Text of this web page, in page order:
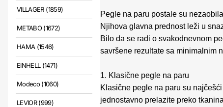
VILLAGER (1859)
METABO (1672)
HAMA (1546)
EINHELL (1471)
Modeco (1060)
LEVIOR (999)
Pegle na paru postale su
Njihova glavna prednost leži u
Bilo da se radi o svakodnevnom
savršene rezultate sa minimalnim
1. Klasične pegle na paru
Klasične pegle na paru su
jednostavno prelazite preko